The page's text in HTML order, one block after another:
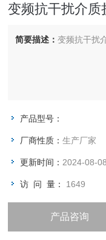
变频抗干扰介
简要描述：变频抗干扰
产品型号：
厂商性质：生产厂家
更新时间： 2024-08-08
访 问 量： 1649
产品咨询